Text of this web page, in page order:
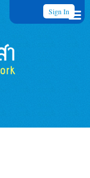
Sign In